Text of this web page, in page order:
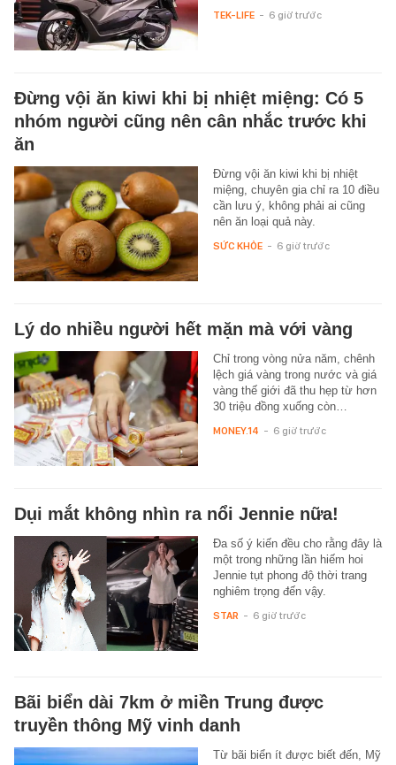
TEK-LIFE - 6 giờ trước
Đừng vội ăn kiwi khi bị nhiệt miệng: Có 5
nhóm người cũng nên cân nhắc trước khi
ăn
Đừng vội ăn kiwi khi bị nhiệt
miệng, chuyên gia chỉ ra 10 điều
cần lưu ý, không phải ai cũng
nên ăn loại quả này.
SỨC KHỎE - 6 giờ trước
Lý do nhiều người hết mặn mà với vàng
Chỉ trong vòng nửa năm, chênh
lệch giá vàng trong nước và giá
vàng thế giới đã thu hẹp từ hơn
30 triệu đồng xuống còn…
MONEY.14 - 6 giờ trước
Dụi mắt không nhìn ra nổi Jennie nữa!
Đa số ý kiến đều cho rằng đây là
một trong những lần hiếm hoi
Jennie tụt phong độ thời trang
nghiêm trọng đến vậy.
STAR - 6 giờ trước
Bãi biển dài 7km ở miền Trung được
truyền thông Mỹ vinh danh
Từ bãi biển ít được biết đến, Mỹ